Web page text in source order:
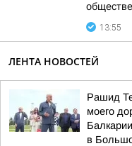
13:55
ЛЕНТА НОВОСТЕЙ
Рашид
моего
в